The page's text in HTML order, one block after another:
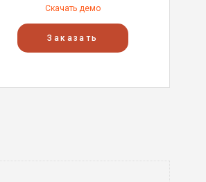
Скачать демо
Заказать